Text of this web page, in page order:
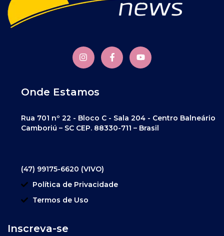
Onde Estamos
Rua 701 nº 22 - Bloco C - Sala 204 - Centro Balneário
Camboriú – SC CEP. 88330-711 – Brasil
(47) 99175-6620 (VIVO)
Política de Privacidade
Termos de Uso
Inscreva-se